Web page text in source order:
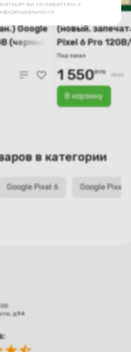
вы соглашаетесь с
Google
(черный)
(новый.
Pixel 6 Pro
(желтый)
Под заказ
В корзину
1 550BYN 1860
в категории
Google Pixel 6 Google Pixel 7
д.94